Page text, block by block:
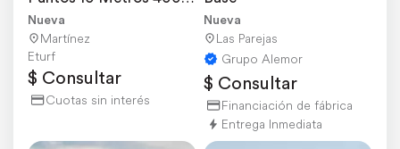
Litros
Nueva
Martínez
Eturf
$ Consultar
Cuotas sin interés
Nueva
Las Parejas
Grupo Alemor
$ Consultar
Financiación de fábrica
Entrega Inmediata